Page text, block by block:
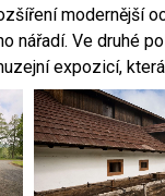
modernější
nářadí. Ve druhé
expozicí,